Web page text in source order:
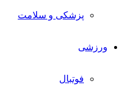
پزشکی و سلامت
ورزشی
فوتبال